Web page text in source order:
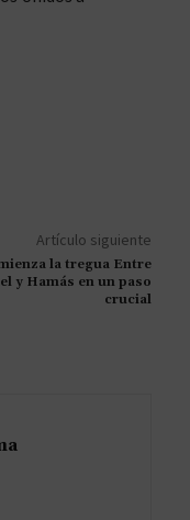
Artículo siguiente
la tregua Entre
y Hamás en un paso
crucial